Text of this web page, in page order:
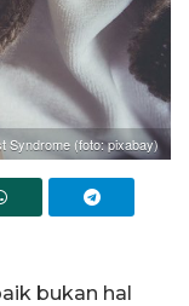
Syndrome (foto: pixabay)
bukan hal